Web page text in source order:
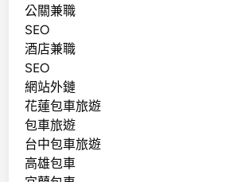
公關兼職
SEO
酒店兼職
SEO
網站外鏈
花蓮包車旅遊
包車旅遊
台中包車旅遊
高雄包車